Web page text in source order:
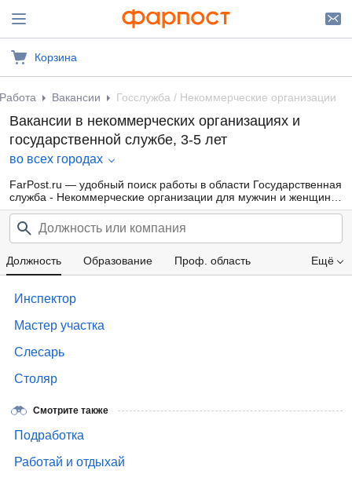
Корзина
Работа Вакансии Госслужба / Некоммерческие организации
Вакансии в некоммерческих организациях и
государственной службе, 3-5 лет
во всех городах
FarPost.ru — удобный поиск работы в области Государственная
служба - Некоммерческие организации для мужчин и женщин
от прямых работодателей, а также от кадровых агентств.
Свежие вакансии каждый день.
Ещё
Должность Образование Проф. область
Инспектор
Мастер участка
Слесарь
Столяр
Смотрите также
Подработка
Работай и отдыхай